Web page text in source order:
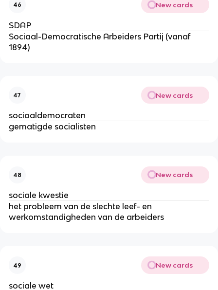
46 New cards
SDAP
Sociaal-Democratische Arbeiders Partij (vanaf
1894)
47 New cards
sociaaldemocraten
gematigde socialisten
48 New cards
sociale kwestie
het probleem van de slechte leef- en
werkomstandigheden van de arbeiders
49 New cards
sociale wet